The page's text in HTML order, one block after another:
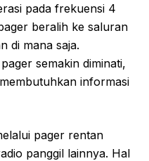
pada frekuensi 4
beralih ke saluran
di mana saja.
semakin diminati,
informasi
pager rentan
panggil lainnya. Hal